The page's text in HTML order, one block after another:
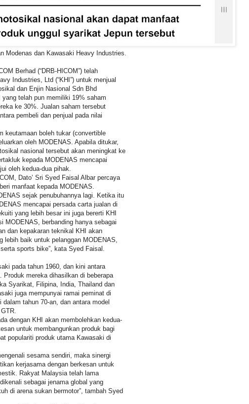
Modenas dan Kawasaki Heavy Industries.
Berhad (“DRB-HICOM”) telah
Industries, Ltd (“KHI”) untuk menjual
dan Enjin Nasional Sdn Bhd
yang telah pun memiliki 19% saham
ke 30%. Jualan saham tersebut
pembeli dan penjual pada nilai
keutamaan boleh tukar (convertible
oleh MODENAS. Apabila ditukar,
nasional tersebut akan meningkat ke
kepada MODENAS mencapai
oleh kedua-dua pihak.
Dato’ Sri Syed Faisal Albar percaya
manfaat kepada MODENAS.
sejak penubuhannya lagi. Ketika itu
mencapai persada carta jualan di
yang lebih besar ini juga bererti KHI
MODENAS, berbanding hanya sebagai
dan kepakaran teknikal KHI akan
baik untuk pelanggan MODENAS,
sports bike”, kata Syed Faisal.
pada tahun 1960, dan kini antara
mereka dihasilkan di beberapa
Syarikat, Filipina, India, Thailand dan
juga mempunyai ramai peminat di
tahun 70-an, dan antara model
dengan KHI akan membolehkan kedua-
untuk membangunkan produk bagi
populariti produk utama Kawasaki di
sesama sendiri, maka sinergi
kerjasama dengan berkesan untuk
Rakyat Malaysia telah lama
sebagai jenama global yang
di arena sukan bermotor”, tambah Syed